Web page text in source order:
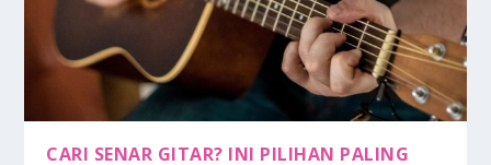
CARI SENAR GITAR? INI PILIHAN PALING